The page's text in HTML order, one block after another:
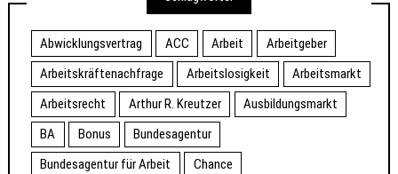
Abwicklungsvertrag ACC Arbeit
Arbeitgeber
Arbeitskräftenachfrage
Arbeitslosigkeit
Arbeitsmarkt
Arbeitsrecht
Arthur R. Kreutzer
Ausbildungsmarkt
BA
Bonus
Bundesagentur
Bundesagentur für Arbeit
Chance